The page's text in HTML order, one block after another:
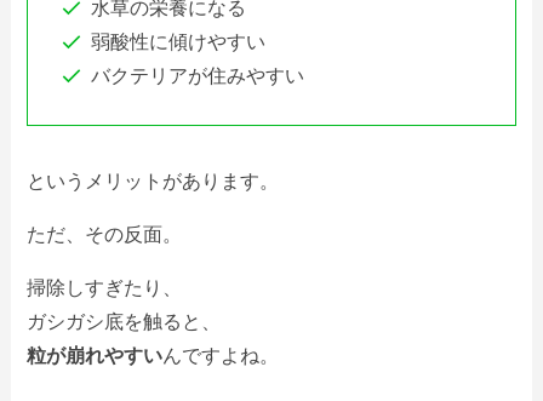
水草の栄養になる
弱酸性に傾けやすい
バクテリアが住みやすい
というメリットがあります。
ただ、その反面。
掃除しすぎたり、
ガシガシ底を触ると、
粒が崩れやすいんですよね。